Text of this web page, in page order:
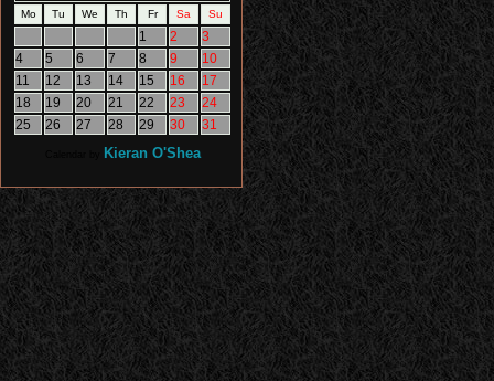
Mo Tu We Th Fr Sa Su
1 2
3
4
5 6 7 8 9
10
11
12 13 14 15 16
17
18
19 20 21 22 23
24
25
26 27 28 29 30 31
Kieran O'Shea